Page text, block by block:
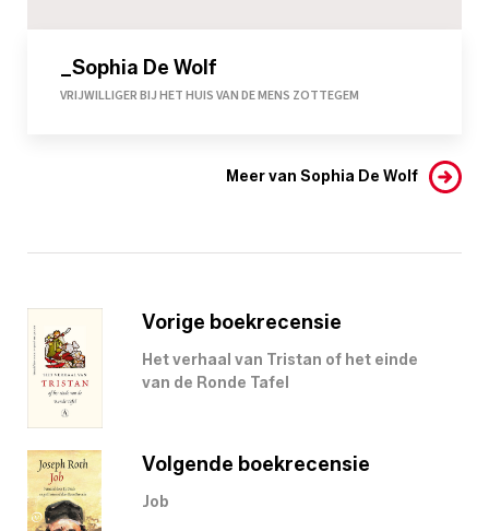
_Sophia De Wolf
VRIJWILLIGER BIJ HET HUIS VAN DE MENS ZOTTEGEM
Meer van Sophia De Wolf
Vorige boekrecensie
Het verhaal van Tristan of het einde
van de Ronde Tafel
Volgende boekrecensie
Job